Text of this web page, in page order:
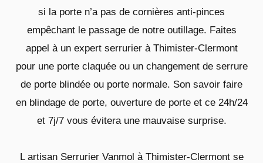
si la porte n’a pas de cornières anti-pinces
empêchant le passage de notre outillage. Faites
appel à un expert serrurier à Thimister-Clermont
pour une porte claquée ou un changement de serrure
de porte blindée ou porte normale. Son savoir faire
en blindage de porte, ouverture de porte et ce 24h/24
et 7j/7 vous évitera une mauvaise surprise.
L artisan Serrurier Vanmol à Thimister-Clermont se